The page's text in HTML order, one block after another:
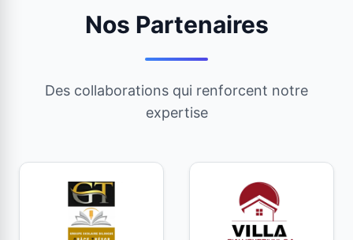
Nos Partenaires
Des collaborations qui renforcent notre
expertise